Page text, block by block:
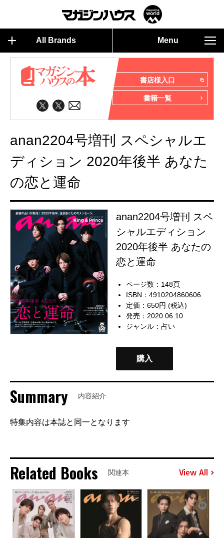
All Brands Menu
書店様入口
書籍一覧
anan2204号増刊 スペシャルエ
ディション 2020年後半 あなた
の恋と運命
anan2204号増刊 スペ
シャルエディション
2020年後半 あなたの
恋と運命
ページ数：148頁
ISBN：4910204860606
定価：650円 (税込)
発売：2020.06.10
ジャンル：占い
購入
Summary 内容紹介
特集内容は本誌と同一となります
Related Books 関連本 View All